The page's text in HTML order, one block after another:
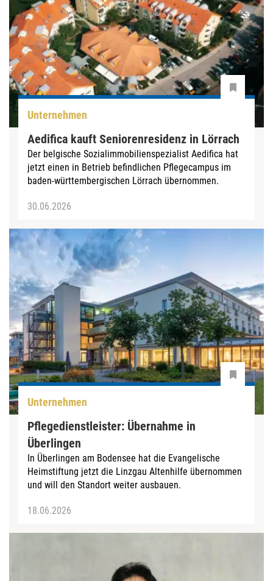
Unternehmen
Aedifica kauft Seniorenresidenz in Lörrach
Der belgische Sozialimmobilienspezialist Aedifica hat
jetzt einen in Betrieb befindlichen Pflegecampus im
baden-württembergischen Lörrach übernommen.
30.06.2026
Unternehmen
Pflegedienstleister: Übernahme in
Überlingen
In Überlingen am Bodensee hat die Evangelische
Heimstiftung jetzt die Linzgau Altenhilfe übernommen
und will den Standort weiter ausbauen.
18.06.2026